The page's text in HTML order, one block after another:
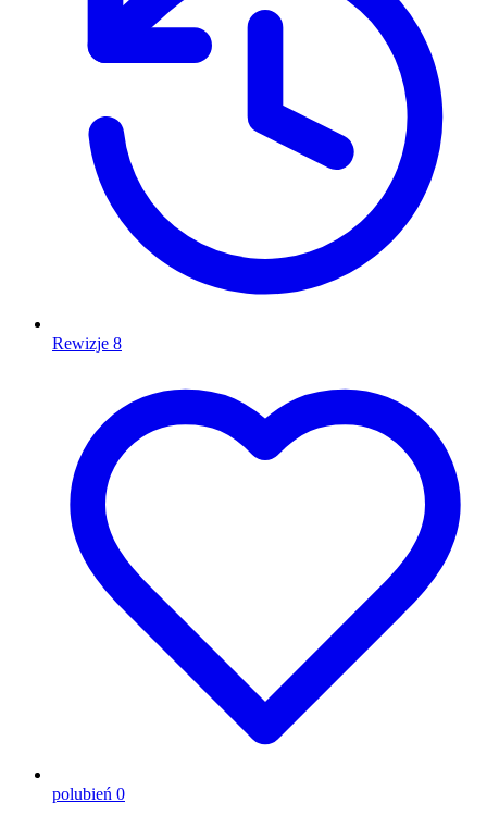
Rewizje 8
polubień 0